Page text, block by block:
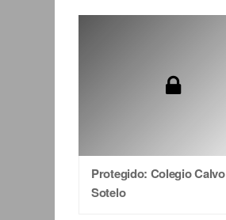
Protegido: Colegio Calvo
Sotelo